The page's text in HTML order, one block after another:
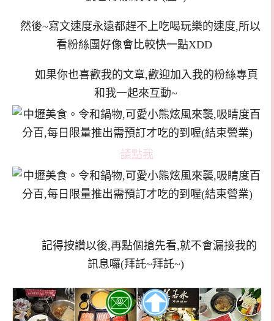
然後~寫文速度永遠都趕不上吃喝玩樂的速度,所以
看粉絲團好像會比較快一點XDD
如果你也喜歡我的文章,歡迎加入我的粉絲專頁
和我一起來互動~
請點我
記得按讚以後,再點個搶先看,就不會漏接我的
訊息囉(拜託~拜託~)